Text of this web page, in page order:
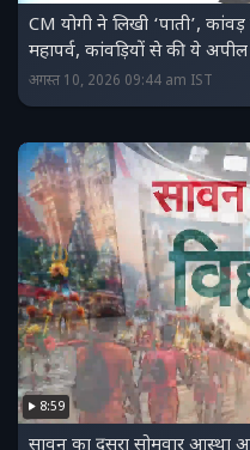
CM योगी ने लिखी ‘पाती’,
महापर्व, कांवड़ियों से की ये अपील
अगस्त 10, 2026 09:44 am IST
8:59
सावन का दूसरा सोमवार आस्था